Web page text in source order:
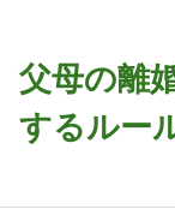
父母の離
するルー